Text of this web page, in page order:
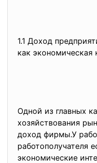
1.1 Доход
как экономическая
Одной из главных
хозяйствования
доход фирмы.У
работополучателя
экономические